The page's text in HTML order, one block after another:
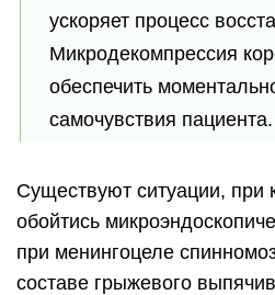
ускоряет процесс
Микродекомпрессия
обеспечить
самочувствия пациента.
Существуют ситуации, при
обойтись
при менингоцеле
составе грыжевого